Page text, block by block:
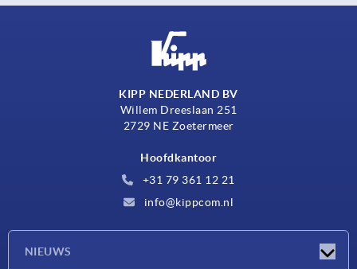
KIPP NEDERLAND BV
Willem Dreeslaan 251
2729 NE Zoetermeer
Hoofdkantoor
+31 79 361 12 21
info@kippcom.nl
NIEUWS